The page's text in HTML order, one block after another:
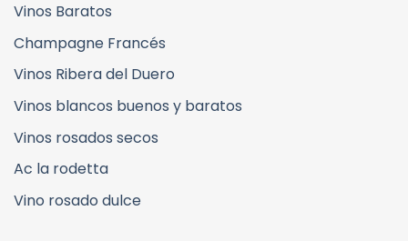
Vinos Baratos
Champagne Francés
Vinos Ribera del Duero
Vinos blancos buenos y baratos
Vinos rosados secos
Ac la rodetta
Vino rosado dulce